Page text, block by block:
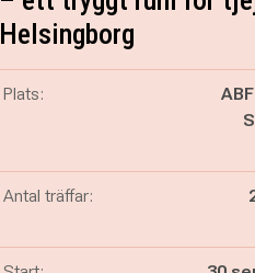
Helsingborg
Plats:
Antal träffar: